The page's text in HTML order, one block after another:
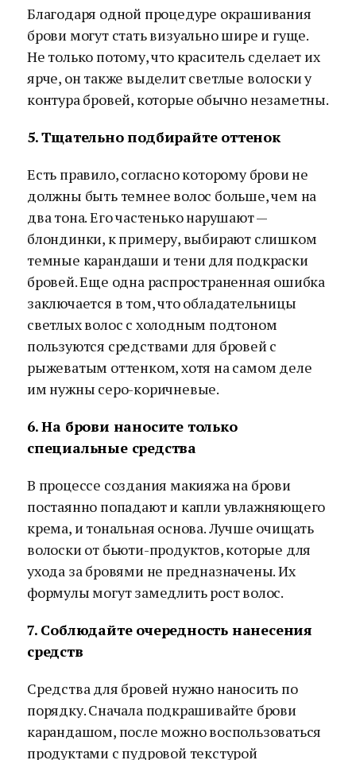
Благодаря одной процедуре окрашивания
брови могут стать визуально шире и гуще.
Не только потому, что краситель сделает их
ярче, он также выделит светлые волоски у
контура бровей, которые обычно незаметны.
5. Тщательно подбирайте оттенок
Есть правило, согласно которому брови не
должны быть темнее волос больше, чем на
два тона. Его частенько нарушают —
блондинки, к примеру, выбирают слишком
темные карандаши и тени для подкраски
бровей. Еще одна распространенная ошибка
заключается в том, что обладательницы
светлых волос с холодным подтоном
пользуются средствами для бровей с
рыжеватым оттенком, хотя на самом деле
им нужны серо-коричневые.
6. На брови наносите только
специальные средства
В процессе создания макияжа на брови
постаянно попадают и капли увлажняющего
крема, и тональная основа. Лучше очищать
волоски от бьюти-продуктов, которые для
ухода за бровями не предназначены. Их
формулы могут замедлить рост волос.
7. Соблюдайте очередность нанесения
средств
Средства для бровей нужно наносить по
порядку. Сначала подкрашивайте брови
карандашом, после можно воспользоваться
продуктами с пудровой текстурой